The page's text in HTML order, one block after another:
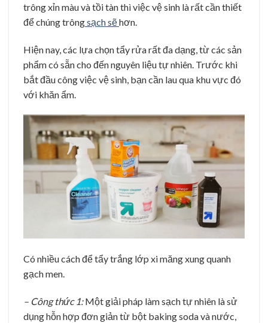
trông xỉn màu và tồi tàn thì việc vệ sinh là rất cần thiết
để chúng trôngsạch sẽhơn.
Hiện nay, các lựa chọn tẩy rửa rất đa dạng, từ các sản
phẩm có sẵn cho đến nguyên liệu tự nhiên. Trước khi
bắt đầu công việc vệ sinh, bạn cần lau qua khu vực đó
với khăn ẩm.
Có nhiều cách để tẩy trắng lớp xi măng xung quanh
gạch men.
– Công thức 1:Một giải pháp làm sạch tự nhiên là sử
dụng hỗn hợp đơn giản từ bột baking soda và nước,